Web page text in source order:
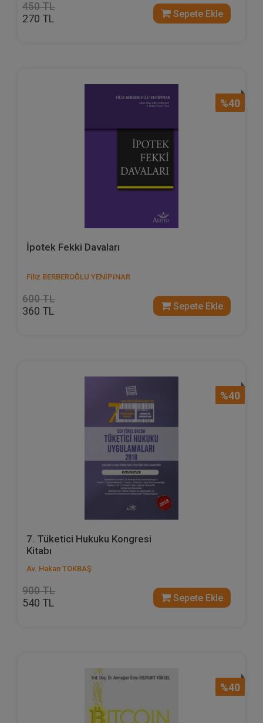
450 TL
270 TL Sepete Ekle
%40
İpotek Fekki Davaları
Filiz BERBEROĞLU YENİPINAR
600 TL
360 TL Sepete Ekle
%40
7. Tüketici Hukuku Kongresi
Kitabı
Av. Hakan TOKBAŞ
900 TL
540 TL Sepete Ekle
%40